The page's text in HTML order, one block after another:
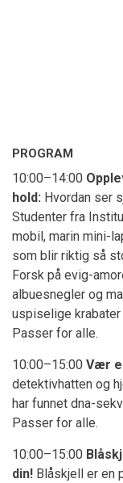
PROGRAM
10:00–14:00
hold: Hvordan ser
Studenter fra
mobil, marin mini-
som blir riktig så
Forsk på evig-
albuesnegler og
uspiselige
Passer for alle.
10:00–15:00 Vær
detektivhatten og
har funnet dna-
Passer for alle.
10:00–15:00
din! Blåskjell er en